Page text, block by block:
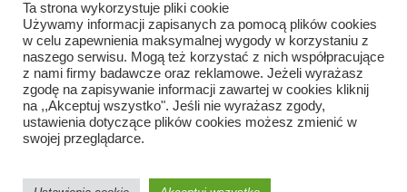
KONTAKT
redakcja@portalkujawski.pl
Redakcja
Ta strona wykorzystuje pliki cookie
Używamy informacji zapisanych za pomocą plików cookies
w celu zapewnienia maksymalnej wygody w korzystaniu z
naszego serwisu. Mogą też korzystać z nich współpracujące
z nami firmy badawcze oraz reklamowe. Jeżeli wyrażasz
zgodę na zapisywanie informacji zawartej w cookies kliknij
na ,,Akceptuj wszystko". Jeśli nie wyrażasz zgody,
ustawienia dotyczące plików cookies możesz zmienić w
swojej przeglądarce.